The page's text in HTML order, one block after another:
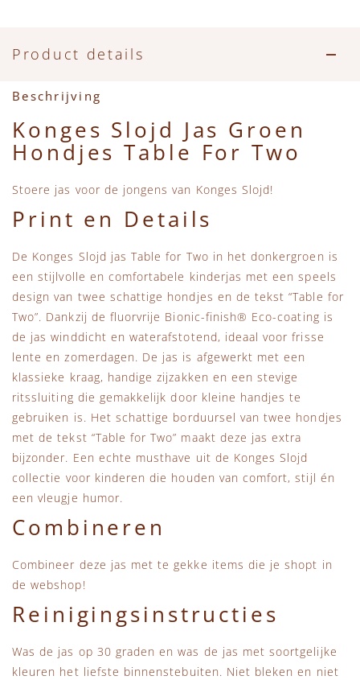
Zwemkleding
Feestkleding
Beren, Speendoekjes en Knuffeldoekjes
Tassen
Verzorgingsproducten
Mini Rodini
+1 in the family
New Balance
Piupiuchick
Play Up
Sproet & Sprout
Tiny Cottons
Product details
Beschrijving
Konges Slojd Jas Groen
Hondjes Table For Two
Stoere jas voor de jongens van Konges Slojd!
Print en Details
De Konges Slojd jas Table for Two in het donkergroen is
een stijlvolle en comfortabele kinderjas met een speels
design van twee schattige hondjes en de tekst “Table for
Two”. Dankzij de fluorvrije Bionic-finish® Eco-coating is
de jas winddicht en waterafstotend, ideaal voor frisse
lente en zomerdagen. De jas is afgewerkt met een
klassieke kraag, handige zijzakken en een stevige
ritssluiting die gemakkelijk door kleine handjes te
gebruiken is. Het schattige borduursel van twee hondjes
met de tekst “Table for Two” maakt deze jas extra
bijzonder. Een echte musthave uit de Konges Slojd
collectie voor kinderen die houden van comfort, stijl én
een vleugje humor.
Combineren
Combineer deze jas met te gekke items die je shopt in
de webshop!
Reinigingsinstructies
Was de jas op 30 graden en was de jas met soortgelijke
kleuren het liefste binnenstebuiten. Niet bleken en niet